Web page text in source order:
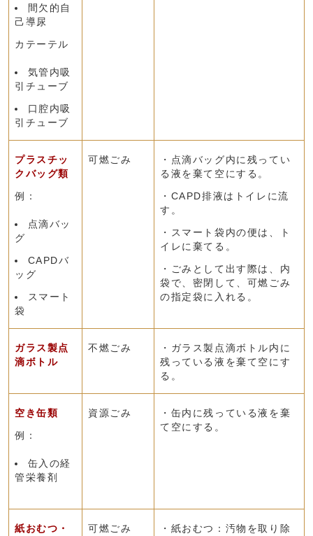
間欠的自
己導尿
カテーテル
気管内吸
引チューブ
口腔内吸
引チューブ
プラスチッ
クバッグ類
例：
点滴バッ
グ
CAPDバ
ッグ
スマート
袋
可燃ごみ
・点滴バッグ内に残ってい
る液を棄て空にする。
・CAPD排液はトイレに流
す。
・スマート袋内の便は、ト
イレに棄てる。
・ごみとして出す際は、内
袋で、密閉して、可燃ごみ
の指定袋に入れる。
ガラス製点
滴ボトル
不燃ごみ
・ガラス製点滴ボトル内に
残っている液を棄て空にす
る。
空き缶類
例：
缶入の経
管栄養剤
資源ごみ
・缶内に残っている液を棄
て空にする。
紙おむつ・
可燃ごみ
・紙おむつ：汚物を取り除